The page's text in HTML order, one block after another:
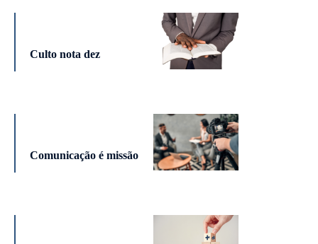
Culto nota dez
Comunicação é missão